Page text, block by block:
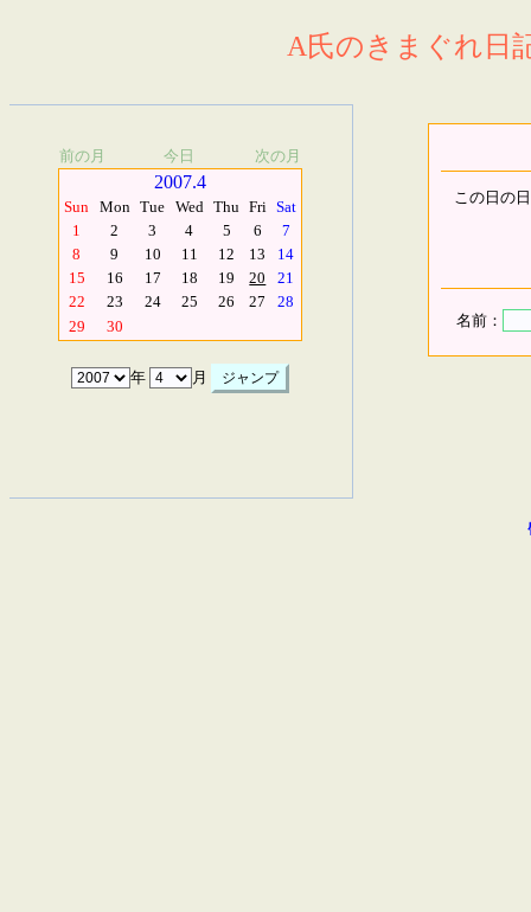
A氏のきまぐれ日
前の月 今日 次の月
2007.4
Sun Mon Tue Wed Thu Fri Sat
1
2 3 4 5 6
7
8
9 10 11 12 13
14
15
16 17 18 19 20
21
22
23 24 25 26 27
28
29
30
年 月
この日の
名前：